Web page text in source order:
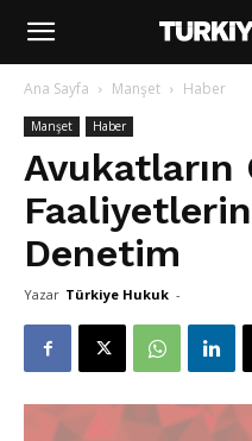
Ana Sayfa Manşet Haber
Manşet Haber
Avukatların
Denetim
Yazar Türkiye Hukuk -